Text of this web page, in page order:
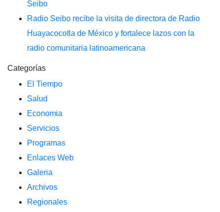
Seibo
Radio Seibo recibe la visita de directora de Radio
Huayacocotla de México y fortalece lazos con la
radio comunitaria latinoamericana
Categorías
El Tiempo
Salud
Economia
Servicios
Programas
Enlaces Web
Galeria
Archivos
Regionales